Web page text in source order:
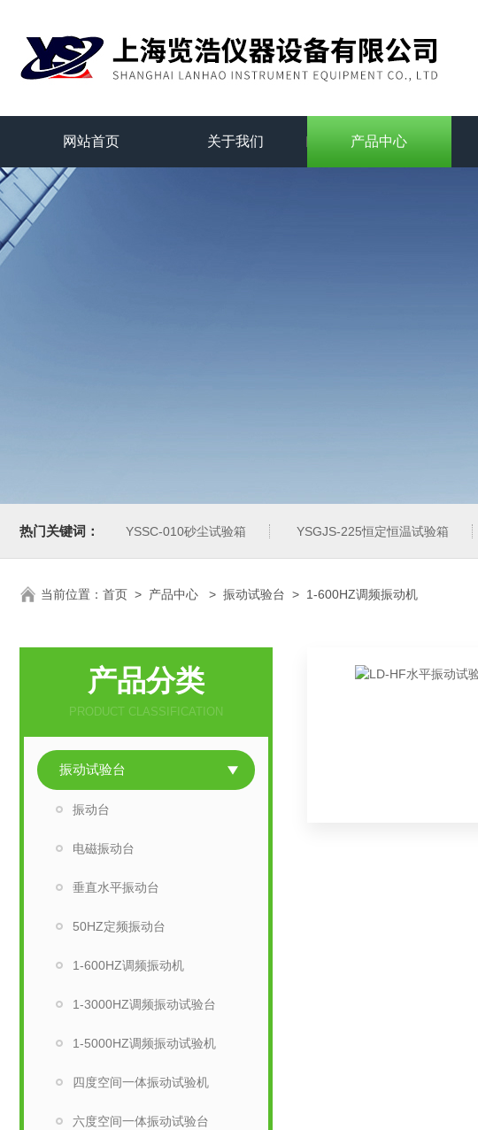
网站首页 关于我们 产品中心
热门关键词： YSSC-010砂尘试验箱 YSGJS-225恒定恒温试验箱
当前位置： 首页 > 产品中心 > 振动试验台 > 1-600HZ调频振动机
产品分类
PRODUCT CLASSIFICATION
振动试验台
振动台
电磁振动台
垂直水平振动台
50HZ定频振动台
1-600HZ调频振动机
1-3000HZ调频振动试验台
1-5000HZ调频振动试验机
四度空间一体振动试验机
六度空间一体振动试验台